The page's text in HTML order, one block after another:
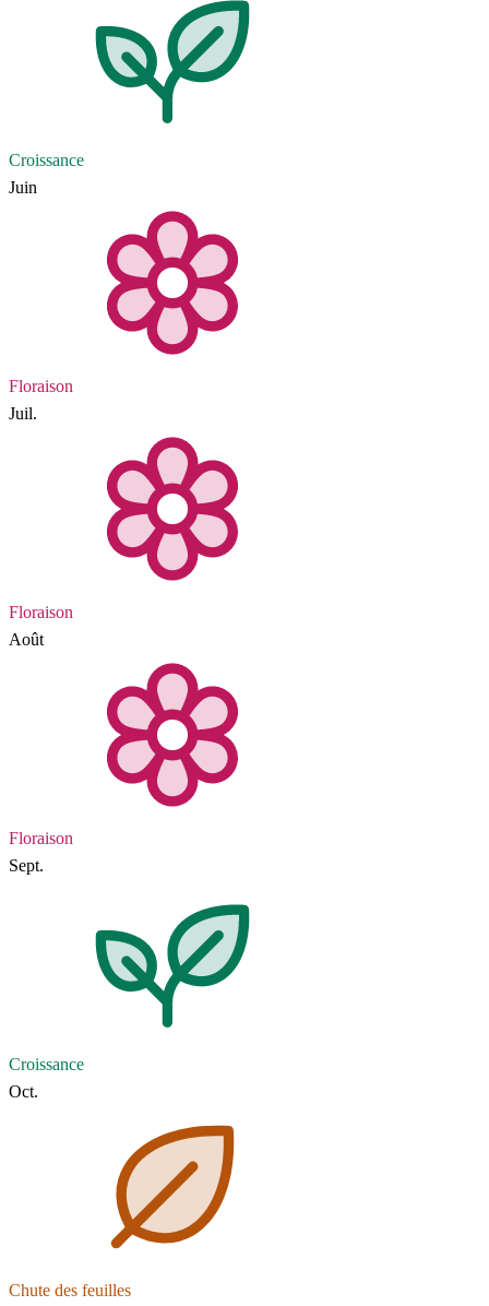
Croissance
Juin
Floraison
Juil.
Floraison
Août
Floraison
Sept.
Croissance
Oct.
Chute des feuilles